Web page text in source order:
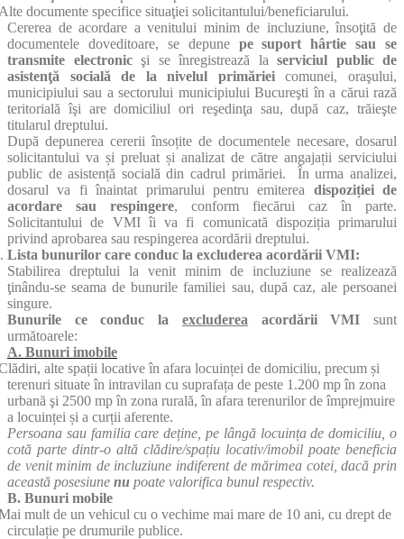
documente specifice situaţiei solicitantului/beneficiarului.
Cererea de acordare a venitului minim de incluziune, însoţită de
documentele doveditoare, se depune pe suport hârtie sau se
transmite electronicşi se înregistrează la serviciul public de
asistenţă socială de la nivelul primărieicomunei, oraşului,
municipiului sau a sectorului municipiului Bucureşti în a cărui rază
teritorială îşi are domiciliul ori reşedinţa sau, după caz, trăieşte
titularul dreptului.
După depunerea cererii însoțite de documentele necesare, dosarul
solicitantului va și preluat și analizat de către angajații serviciului
public de asistență socială din cadrul primăriei. În urma analizei,
dosarul va fi înaintat primarului pentru emiterea dispoziției de
acordare
sau respingere, conform fiecărui caz în parte.
Solicitantului de VMI îi va fi comunicată dispoziția primarului
privind aprobarea sau respingerea acordării dreptului.
Lista bunurilor care conduc la excluderea acordării VMI:
Stabilirea dreptului la venit minim de incluziune se realizează
ţinându-se seama de bunurile familiei sau, după caz, ale persoanei
singure.
Bunurile ce conduc la excludereaacordării VMIsunt
următoarele:
A. Bunuri imobile
alte spații locative în afara locuinței de domiciliu, precum și
terenuri situate în intravilan cu suprafața de peste 1.200 mp în zona
urbană şi 2500 mp în zona rurală, în afara terenurilor de împrejmuire
a locuinței și a curții aferente.
Persoana sau familia care deține, pe lângă locuința de domiciliu, o
cotă parte dintr-o altă clădire/spațiu locativ/imobil poate beneficia
de venit minim de incluziune indiferent de mărimea cotei, dacă prin
această posesiune nu poate valorifica bunul respectiv.
B. Bunuri mobile
mult de un vehicul cu o vechime mai mare de 10 ani, cu drept de
circulație pe drumurile publice.